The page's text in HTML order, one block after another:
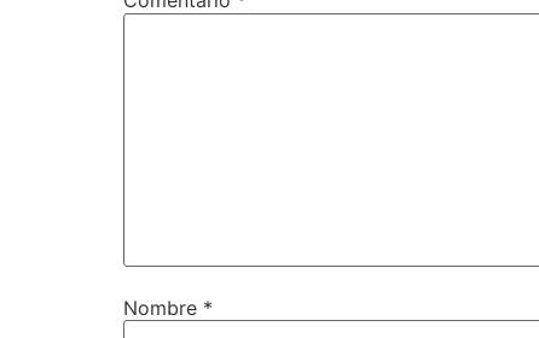
Nombre *